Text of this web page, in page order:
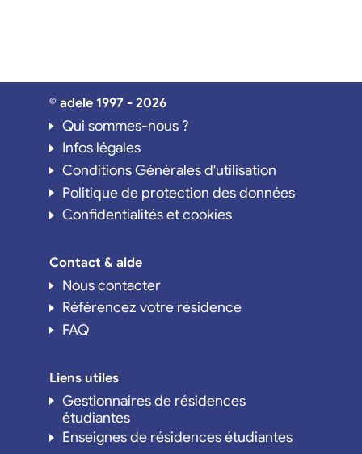
© adele 1997 - 2026
Qui sommes-nous ?
Infos légales
Conditions Générales d'utilisation
Politique de protection des données
Confidentialités et cookies
Contact & aide
Nous contacter
Référencez votre résidence
FAQ
Liens utiles
Gestionnaires de résidences
étudiantes
Enseignes de résidences étudiantes